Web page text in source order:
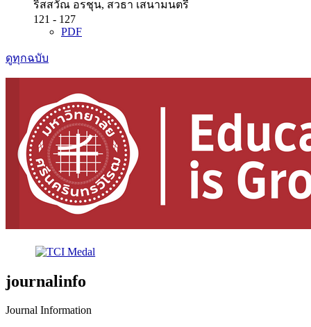
ริสสวัณ อรชุน, สวธา เสนามนตรี
121 - 127
PDF
ดูทุกฉบับ
journalinfo
Journal Information